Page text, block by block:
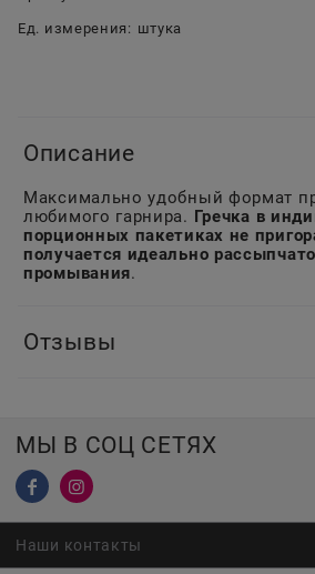
Ед. измерения: штука
Описание
Максимально удобный формат
любимого гарнира. Гречка в
порционных пакетиках не
получается идеально
промывания.
Отзывы
МЫ В СОЦ СЕТЯХ
Наши контакты